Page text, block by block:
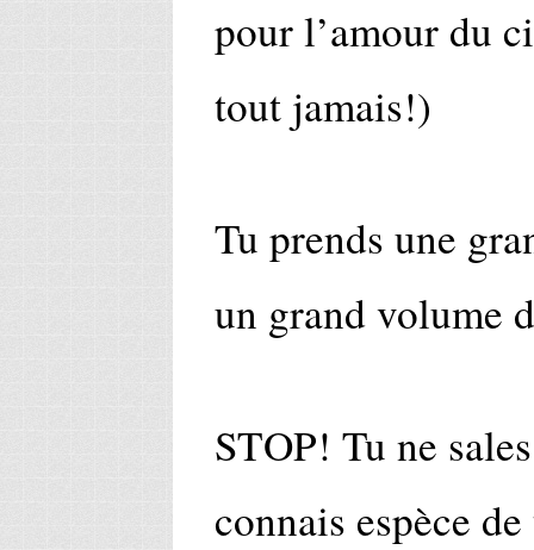
pour l’amour du
tout jamais!)
Tu prends une
un grand volume
STOP! Tu ne
connais espèce